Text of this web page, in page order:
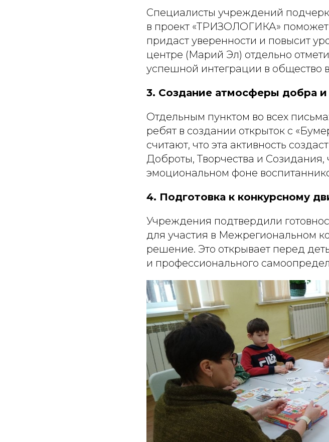
Специалисты учреждений
в проект «ТРИЗОЛОГИКА» поможет
придаст уверенности и повысит
центре (Марий Эл) отдельно
успешной интеграции в общество
3. Создание атмосферы добра и
Отдельным пунктом во всех
ребят в создании открыток с
считают, что эта активность
Доброты, Творчества и Созидания,
эмоциональном фоне
4. Подготовка к конкурсному
Учреждения подтвердили
для участия в Межрегиональном
решение. Это открывает перед
и профессионального